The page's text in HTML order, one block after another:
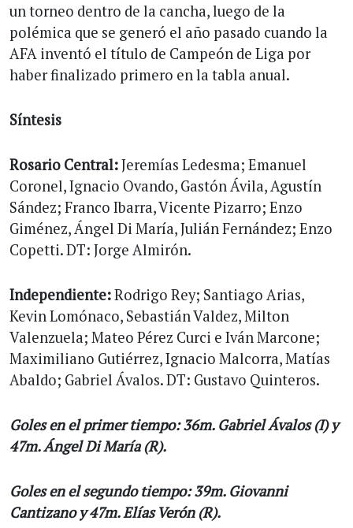
un torneo dentro de la cancha, luego de la
polémica que se generó el año pasado cuando la
AFA inventó el título de Campeón de Liga por
haber finalizado primero en la tabla anual.
Síntesis
Rosario Central:Jeremías Ledesma; Emanuel
Coronel, Ignacio Ovando, Gastón Ávila, Agustín
Sández; Franco Ibarra, Vicente Pizarro; Enzo
Giménez, Ángel Di María, Julián Fernández; Enzo
Copetti. DT: Jorge Almirón.
Independiente:Rodrigo Rey; Santiago Arias,
Kevin Lomónaco, Sebastián Valdez, Milton
Valenzuela; Mateo Pérez Curci e Iván Marcone;
Maximiliano Gutiérrez, Ignacio Malcorra, Matías
Abaldo; Gabriel Ávalos. DT: Gustavo Quinteros.
Goles en el primer tiempo: 36m. Gabriel Ávalos (I) y
47m. Ángel Di María (R).
Goles en el segundo tiempo: 39m. Giovanni
Cantizano y 47m. Elías Verón (R).